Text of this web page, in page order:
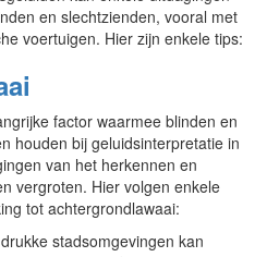
en slechtzienden, vooral met
voertuigen. Hier zijn enkele tips:
factor waarmee blinden en
houden bij geluidsinterpretatie in
van het herkennen en
vergroten. Hier volgen enkele
tot achtergrondlawaai:
stadsomgevingen kan